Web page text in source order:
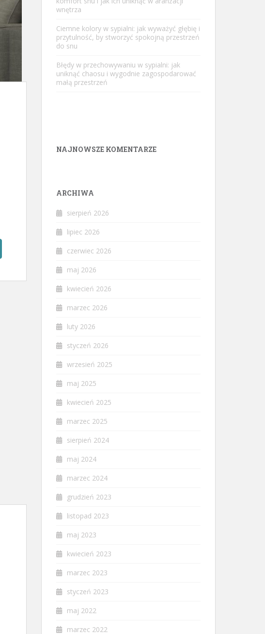
wnętrza
Ciemne kolory w sypialni: jak wyważyć głębię i
przytulność, by stworzyć spokojną przestrzeń
do snu
Błędy w przechowywaniu w sypialni: jak
uniknąć chaosu i wygodnie zagospodarować
małą przestrzeń
NAJNOWSZE KOMENTARZE
ARCHIWA
sierpień 2026
lipiec 2026
czerwiec 2026
maj 2026
kwiecień 2026
marzec 2026
luty 2026
styczeń 2026
wrzesień 2025
maj 2025
kwiecień 2025
marzec 2025
sierpień 2024
maj 2024
marzec 2024
grudzień 2023
listopad 2023
maj 2023
kwiecień 2023
marzec 2023
styczeń 2023
maj 2022
marzec 2022